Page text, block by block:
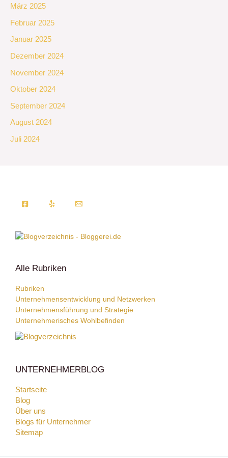
März 2025
Februar 2025
Januar 2025
Dezember 2024
November 2024
Oktober 2024
September 2024
August 2024
Juli 2024
Alle Rubriken
Rubriken
Unternehmensentwicklung und Netzwerken
Unternehmensführung und Strategie
Unternehmerisches Wohlbefinden
UNTERNEHMERBLOG
Startseite
Blog
Über uns
Blogs für Unternehmer
Sitemap